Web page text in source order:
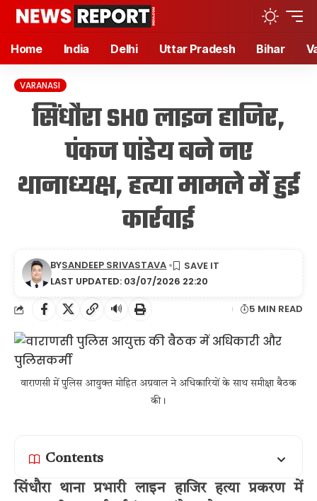
Home India Delhi Uttar Pradesh Bihar
VARANASI
सिंधौरा SHO लाइन हाजिर,
पंकज पांडेय बने नए
थानाध्यक्ष, हत्या मामले में हुई
कार्रवाई
LAST UPDATED: 03/07/2026 22:20
BYSANDEEP SRIVASTAVA
🔊 5 MIN READ
वाराणसी में पुलिस आयुक्त मोहित अग्रवाल ने अधिकारियों के साथ समीक्षा बैठक
की।
Contents
सिंधौरा थाना प्रभारी लाइन हाजिर हत्या प्रकरण में